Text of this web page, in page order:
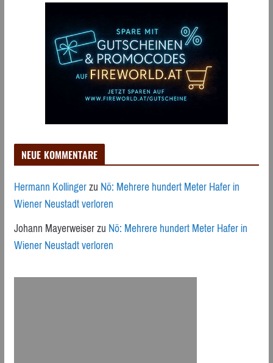
NEUE KOMMENTARE
Hermann KollingerzuNö: Mehrere hundert Meter Hafer in
Wiener Neustadt verloren
Johann MayerweiserzuNö: Mehrere hundert Meter Hafer in
Wiener Neustadt verloren